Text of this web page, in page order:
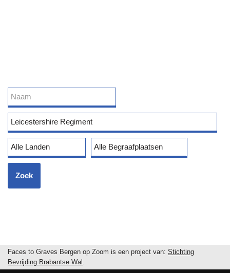
Faces to Graves Bergen op Zoom is een project van: Stichting
Bevrijding Brabantse Wal .